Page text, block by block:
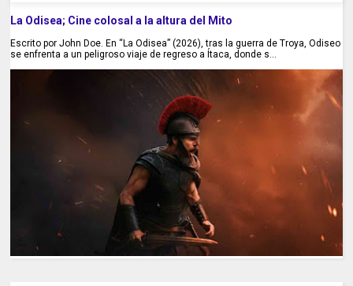
La Odisea; Cine colosal a la altura del Mito
Escrito por John Doe. En “La Odisea” (2026), tras la guerra de Troya, Odiseo
se enfrenta a un peligroso viaje de regreso a Ítaca, donde s...